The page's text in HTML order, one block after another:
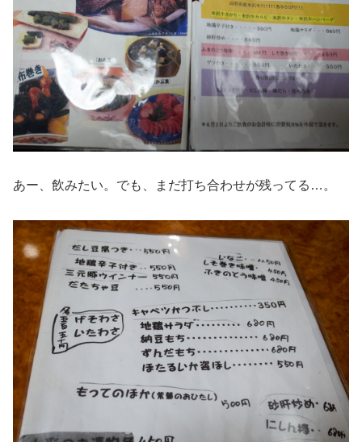
あー、飲みたい。でも、まだ打ち合わせが残ってる…。